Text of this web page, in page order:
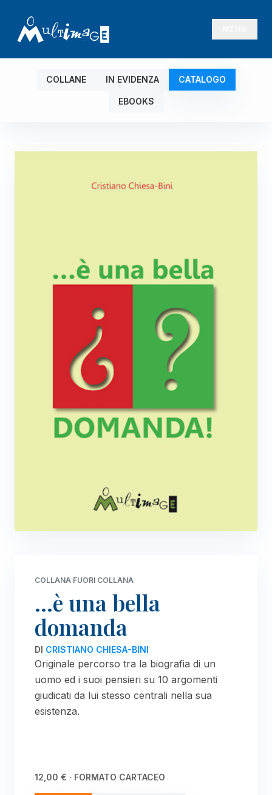
COLLANE IN EVIDENZA CATALOGO
EBOOKS
COLLANA FUORI COLLANA
...è una bella
domanda
DI CRISTIANO CHIESA-BINI
Originale percorso tra la biografia di un
uomo ed i suoi pensieri su 10 argomenti
giudicati da lui stesso centrali nella sua
esistenza.
12,00 € · FORMATO CARTACEO